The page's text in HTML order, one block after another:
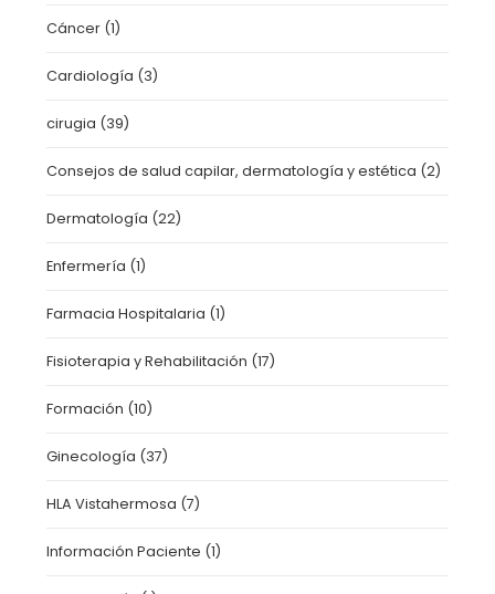
Cáncer (1)
Cardiología (3)
cirugia (39)
Consejos de salud capilar, dermatología y estética (2)
Dermatología (22)
Enfermería (1)
Farmacia Hospitalaria (1)
Fisioterapia y Rehabilitación (17)
Formación (10)
Ginecología (37)
HLA Vistahermosa (7)
Información Paciente (1)